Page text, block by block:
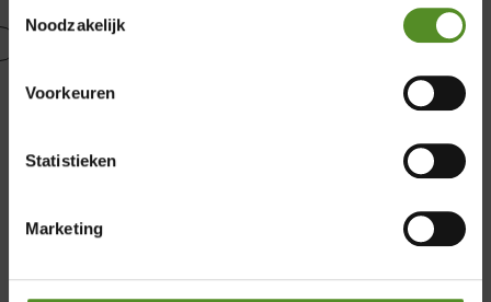
Noodzakelijk
Voorkeuren
Statistieken
Marketing
Soft – medium & Medium – hard
Hypersupport-
lichaam. Europees geproduceerd, getest volgens
Zondag: 12:00 – 17:00
Doordeweeks op afspraak